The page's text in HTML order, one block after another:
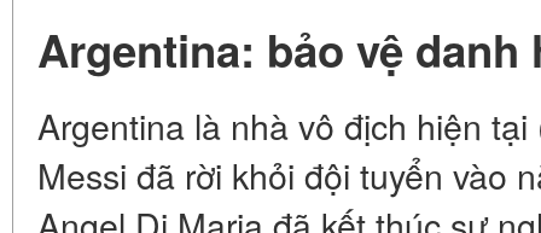
Argentina: bảo vệ danh
Argentina là nhà vô địch hiện
Messi đã rời khỏi đội tuyển vào